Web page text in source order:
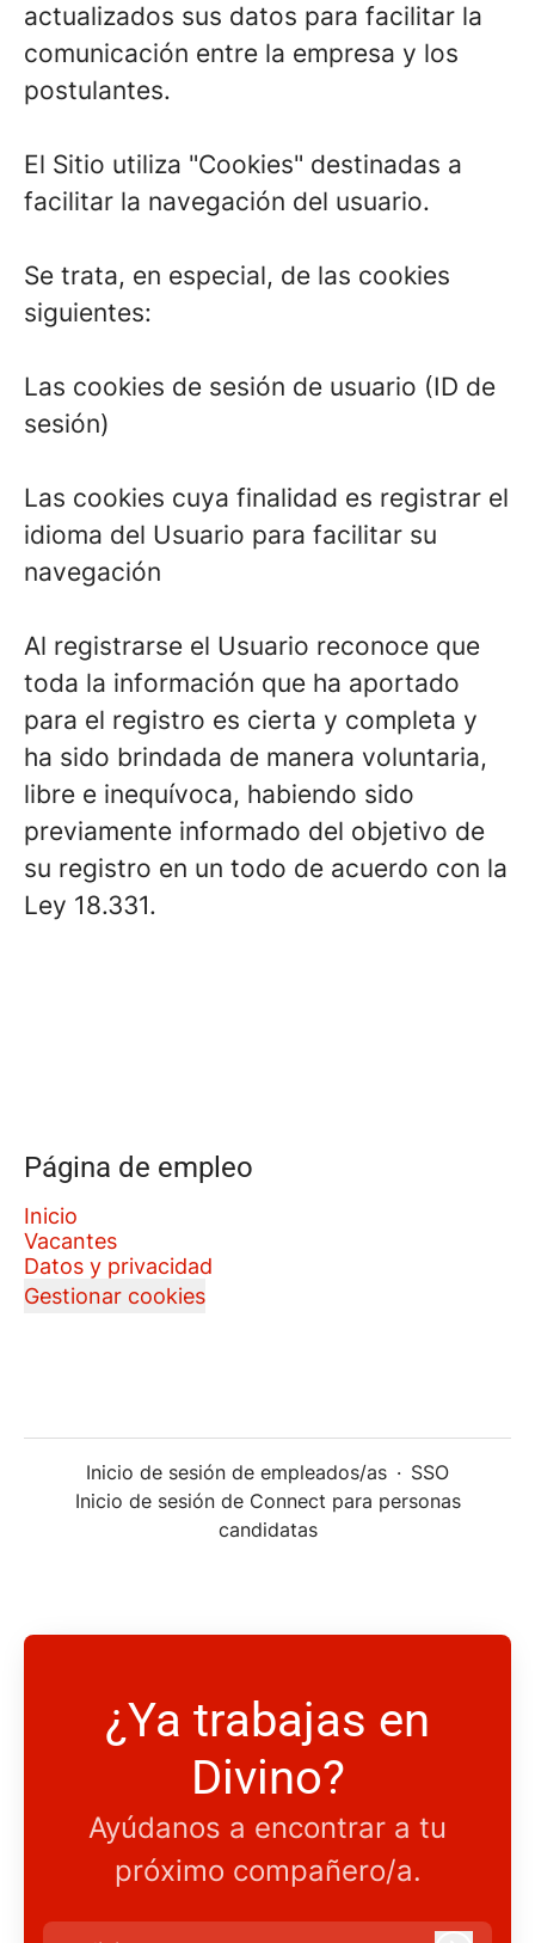
actualizados sus datos para facilitar la
comunicación entre la empresa y los
postulantes.
El Sitio utiliza "Cookies" destinadas a
facilitar la navegación del usuario.
Se trata, en especial, de las cookies
siguientes:
Las cookies de sesión de usuario (ID de
sesión)
Las cookies cuya finalidad es registrar el
idioma del Usuario para facilitar su
navegación
Al registrarse el Usuario reconoce que
toda la información que ha aportado
para el registro es cierta y completa y
ha sido brindada de manera voluntaria,
libre e inequívoca, habiendo sido
previamente informado del objetivo de
su registro en un todo de acuerdo con la
Ley 18.331.
Página de empleo
Inicio
Vacantes
Datos y privacidad
Gestionar cookies
Inicio de sesión de empleados/as · SSO
Inicio de sesión de Connect para personas
candidatas
¿Ya trabajas en
Divino?
Ayúdanos a encontrar a tu
próximo compañero/a.